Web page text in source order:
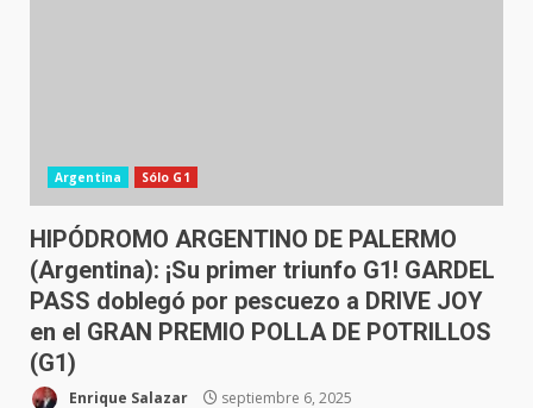
Argentina Sólo G1
HIPÓDROMO ARGENTINO DE PALERMO
(Argentina): ¡Su primer triunfo G1! GARDEL
PASS doblegó por pescuezo a DRIVE JOY
en el GRAN PREMIO POLLA DE POTRILLOS
(G1)
Enrique Salazar septiembre 6, 2025